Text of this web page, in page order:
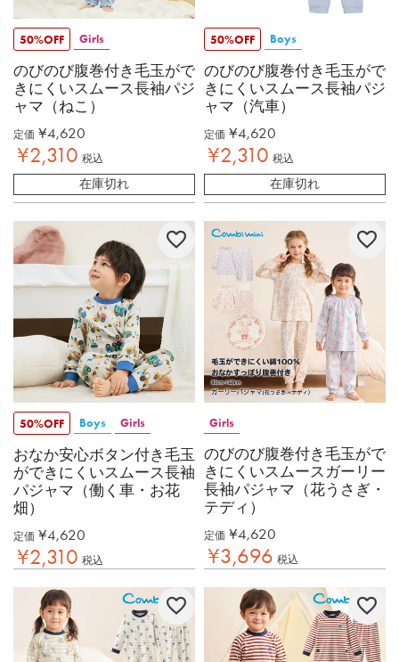
50%OFF Girls
のびのび腹巻付き毛玉がで
きにくいスムース長袖パジ
ャマ（ねこ）
定価 ¥4,620
¥2,310 税込
在庫切れ
50%OFF Boys
のびのび腹巻付き毛玉がで
きにくいスムース長袖パジ
ャマ（汽車）
定価 ¥4,620
¥2,310 税込
在庫切れ
50%OFF Boys Girls
おなか安心ボタン付き毛玉
ができにくいスムース長袖
パジャマ（働く車・お花
畑）
定価 ¥4,620
¥2,310 税込
Girls
のびのび腹巻付き毛玉がで
きにくいスムースガーリー
長袖パジャマ（花うさぎ・
テディ）
定価 ¥4,620
¥3,696 税込